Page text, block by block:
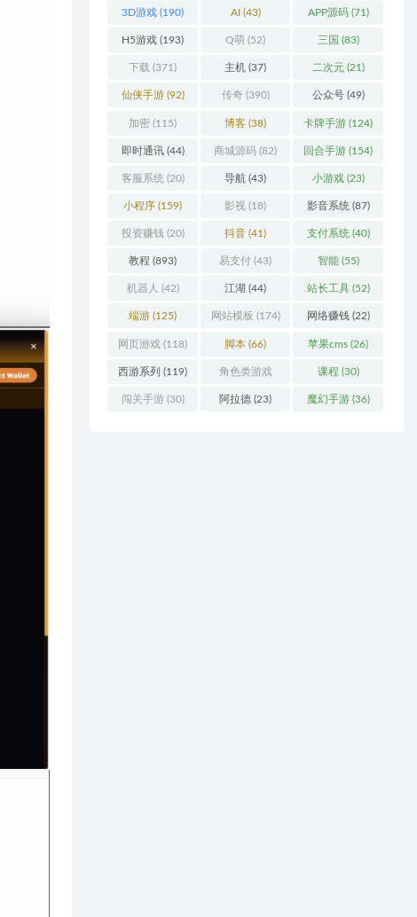
3D游戏 (190) AI(43) APP源码(71)
H5游戏 (193) Q萌 (52) 三国 (83)
下载 (371) 主机 (37) 二次元(21)
仙侠手游(92) 传奇(390) 公众号(49)
加密 (115) 博客 (38) 卡牌手游 (124)
即时通讯(44) 商城源码 (82) 回合手游 (154)
客服系统 (20) 导航 (43) 小游戏(23)
小程序 (159) 影视 (18) 影音系统 (87)
投资赚钱 (20) 抖音 (41) 支付系统 (40)
教程 (893) 易支付 (43) 智能(55)
机器人 (42) 江湖 (44) 站长工具(52)
端游 (125) 网站模板 (174) 网络赚钱(22)
网页游戏 (118) 脚本 (66) 苹果cms (26)
西游系列 (119) 角色类游戏
(306)
课程 (30)
闯关手游(30) 阿拉德 (23) 魔幻手游(36)